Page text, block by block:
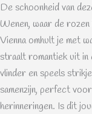
De schoonheid van
Wenen, waar de
Vienna omhult je met
straalt romantiek uit
vlinder en speels
samenzijn, perfect
herinneringen. Is dit